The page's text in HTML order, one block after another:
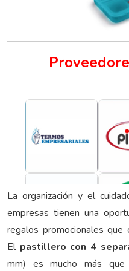
La organización y el
empresas tienen una
regalos promocionales que
El pastillero con 4
mm) es mucho más